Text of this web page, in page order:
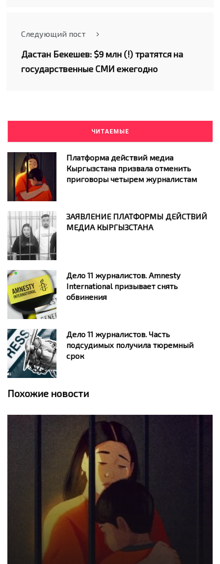
Следующий пост
Дастан Бекешев: $9 млн (!) тратятся на
государственные СМИ ежегодно
ЧИТАЕМЫЕ
Платформа действий медиа
Кыргызстана призвала отменить
приговоры четырем журналистам
ЗАЯВЛЕНИЕ ПЛАТФОРМЫ ДЕЙСТВИЙ
МЕДИА КЫРГЫЗСТАНА
Дело 11 журналистов. Amnesty
International призывает снять
обвинения
Дело 11 журналистов. Часть
подсудимых получила тюремный
срок
Похожие новости